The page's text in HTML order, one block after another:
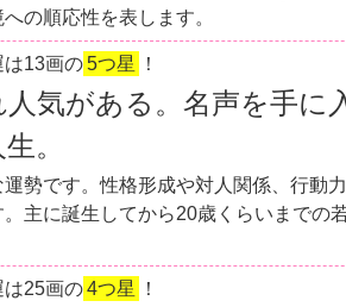
の順応性を表します。
は13画の5つ星 ！
気がある。名声を手に
。
勢です。性格形成や対人関係、行動
主に誕生してから20歳くらいまでの
は25画の4つ星 ！